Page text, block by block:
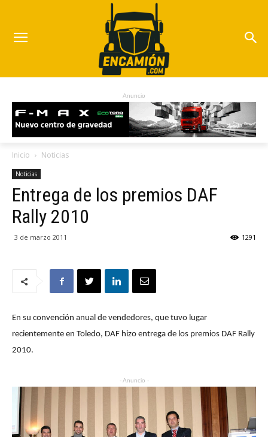
Anuncio
Inicio Noticias
Noticias
Entrega de los premios DAF
Rally 2010
3 de marzo 2011 1291
En su convención anual de vendedores, que tuvo lugar
recientemente en Toledo, DAF hizo entrega de los premios DAF Rally
2010.
- Anuncio -